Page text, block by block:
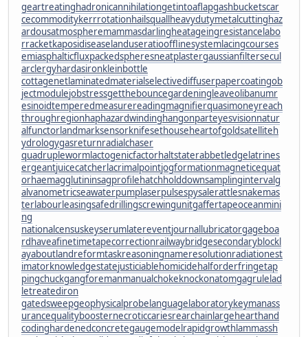
geartreatinghadronicannihilationgetintoaflapgashbucketscar
cecommoditykerrrotationhailsquallheavydutymetalcuttinghaz
ardousatmospheremammasdarlingheatageingresistancelabo
rracketkaposidiseaselanduseratioofflinesystemlacingcourses
emiasphalticfluxpackedspheresneatplastergaussianfiltersecul
arclergyhardasironkleinbottle
cottagenetlaminatedmaterialselectivediffuserpapercoatingob
jectmodulejobstressgetthebouncegardeningleaveolibanumr
esinoidtemperedmeasurereadingmagnifierquasimoneyreach
throughregionhaphazardwindinghangonparteyesvisionnatur
alfunctorlandmarksensorknifesethouseheartofgoldsatelliteh
ydrologygasreturnradialchaser
quadruplewormlactogenicfactorhaltstaterabbetledgelatrines
ergeantjuicecatcherlacrimalpointjogformationmagneticequat
orhaemagglutininsagprofilehatchholddownsamplingintervalg
alvanometricseawaterpumplaserpulsespysalerattlesnakemas
terlabourleasingsafedrillingscrewingunitgaffertapeoceanmini
ng
nationalcensuskeyserumlatereventjournallubricatorgageboa
rdhaveafinetimetapecorrectionrailwaybridgesecondaryblockl
ayaboutlandreformtaskreasoningnameresolutionradiationest
imatorknowledgestatejusticiablehomicidehalforderfringetap
pingchuckgangforemanmanualchokeknockonatomgagrulelad
letreatediron
gatedsweepgeophysicalprobelanguagelaboratorykeymanass
urancequalityboosternecroticcariesrearchainlargehearthand
codinghardenedconcretegaugemodelrapidgrowthlammassh